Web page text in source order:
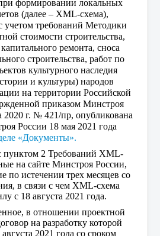
формировании локальных
(далее – XML-схема),
учетом требований Методики
стоимости строительства,
ремонта, сноса
строительства, работ по
культурного наследия
и культуры) народов
на территории Российской
приказом Минстроя
2020 г. № 421/пр, опубликована
России 18 мая 2021 года
«Документы».
пунктом 2 Требований XML-
на сайте Минстроя России,
по истечении трех месяцев со
в связи с чем XML-схема
с 18 августа 2021 года.
в отношении проектной
на разработку которой
2021 года со сроком